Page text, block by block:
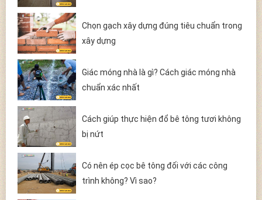
Chọn gạch xây dựng đúng tiêu chuẩn trong
xây dựng
Giác móng nhà là gì? Cách giác móng nhà
chuẩn xác nhất
Cách giúp thực hiện đổ bê tông tươi không
bị nứt
Có nên ép cọc bê tông đối với các công
trình không? Vì sao?